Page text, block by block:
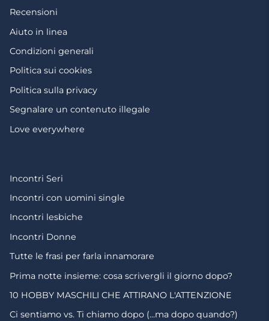
Recensioni
Aiuto in linea
Condizioni generali
Politica sui cookies
Politica sulla privacy
Segnalare un contenuto illegale
Love everywhere
Incontri Seri
Incontri con uomini single
Incontri lesbiche
Incontri Donne
Tutte le frasi per farla innamorare
Prima notte insieme: cosa scrivergli il giorno dopo?
10 HOBBY MASCHILI CHE ATTIRANO L'ATTENZIONE
Ci sentiamo vs. Ti chiamo dopo (...ma dopo quando?)